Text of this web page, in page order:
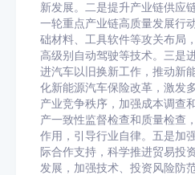
新发展。二是提升产业链供应
一轮重点产业链高质量发展行
础材料、工具软件等攻关布局
高级别自动驾驶等技术。三是
进汽车以旧换新工作，推动新
化新能源汽车保险改革，激发
产业竞争秩序，加强成本调查
产一致性监督检查和质量检查
作用，引导行业自律。五是加
际合作支持，科学推进贸易投
发展，加强技术、投资风险防